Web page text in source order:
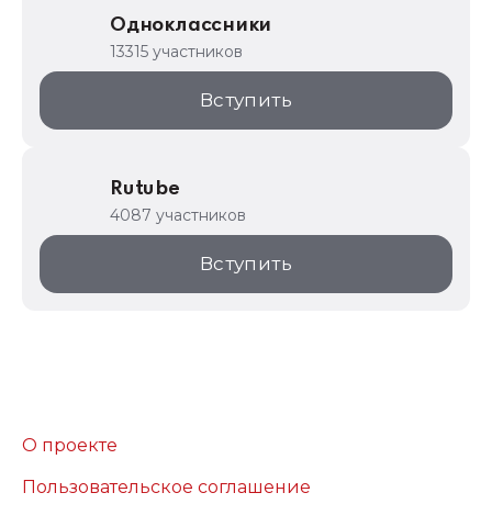
Одноклассники
13315 участников
Вступить
Rutube
4087 участников
Вступить
О проекте
Пользовательское соглашение